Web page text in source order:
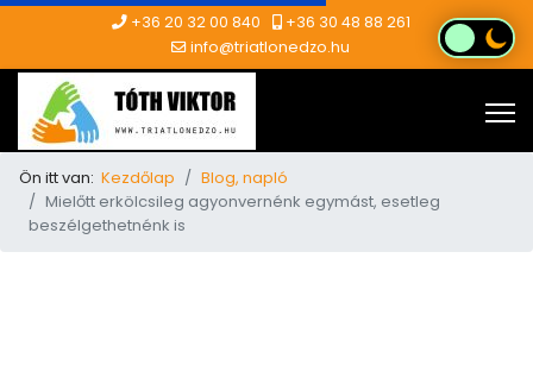
+36 20 32 00 840
+36 30 48 88 261
info@triatlonedzo.hu
Ön itt van: Kezdőlap
Blog, napló
Mielőtt erkölcsileg agyonvernénk egymást, esetleg
beszélgethetnénk is